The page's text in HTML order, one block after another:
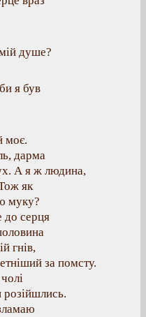
душе?
я був
моє.
дарма
А я ж людина,
як
муку?
до серця
гнів,
за помсту.